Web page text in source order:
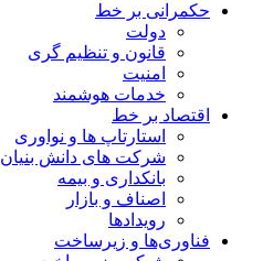
حکمرانی بر خط
دولت
قانون و تنظیم گری
امنیت
خدمات هوشمند
اقتصاد بر خط
استارتاپ ها و نواوری
شرکت های دانش بنیان
بانکداری و بیمه
اصناف و بازار
رویدادها
فناوری‌ها و زیرساخت